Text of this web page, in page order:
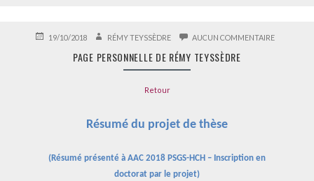
PUBLIÉ19/10/2018 AUTEURRÉMY TEYSSÈDRE AUCUN COMMENTAIRESUR
PAGE PERSONNELLE DE RÉMY TEYSSÈDRE
Retour
Résumé du projet de thèse
(Résumé présenté à AAC 2018 PSGS-HCH – Inscription en
doctorat par le projet)